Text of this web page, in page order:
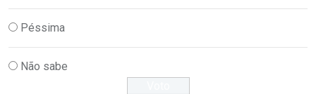
Péssima
Não sabe